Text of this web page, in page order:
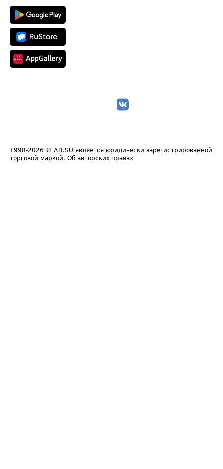
1998-2026 © ATI.SU является юридически зарегистрированной
торговой маркой. Об авторских правах